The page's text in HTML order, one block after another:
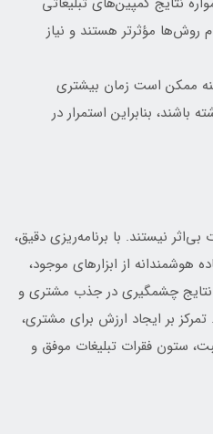
روش‌ها مؤثرتر هستند و نیاز
ممکن است زمان بیشتری
باشند، بنابراین استمرار در
بی‌اثر نیستند. با برنامه‌ریزی دقیق،
از ابزارهای موجود،
نتایج چشمگیری در جذب مشتری و
بر ایجاد ارزش برای مشتری،
ستون فقرات تبلیغات موفق و